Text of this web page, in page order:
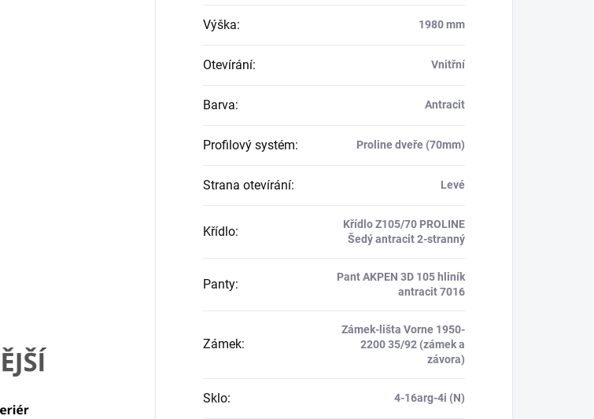
Výška: 1980 mm
Otevírání: Vnitřní
Barva: Antracit
Profilový systém: Proline dveře (70mm)
Strana otevírání: Levé
Křídlo:
Křídlo Z105/70 PROLINE
Šedý antracit 2-stranný
Panty:
Pant AKPEN 3D 105 hliník
antracit 7016
Zámek:
Zámek-lišta Vorne 1950-
2200 35/92 (zámek a
závora)
Sklo: 4-16arg-4i (N)